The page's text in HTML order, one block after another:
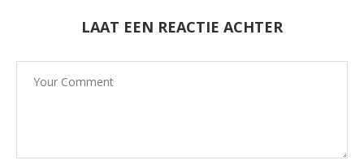
LAAT EEN REACTIE ACHTER